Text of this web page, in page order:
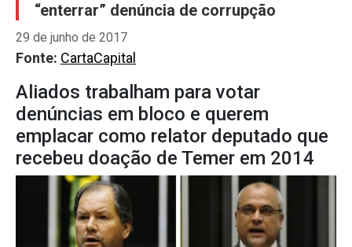
“enterrar” denúncia de corrupção
29 de junho de 2017
Fonte: CartaCapital
Aliados trabalham para votar
denúncias em bloco e querem
emplacar como relator deputado que
recebeu doação de Temer em 2014